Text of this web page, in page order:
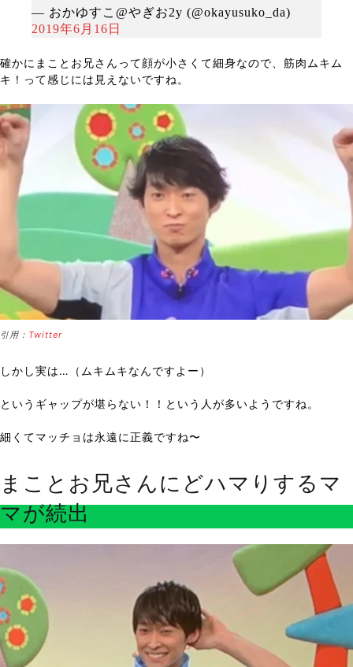
— おかゆすこ@やぎお2y (@okayusuko_da)
2019年6月16日
確かにまことお兄さんって顔が小さくて細身なので、筋肉ムキム
キ！って感じには見えないですね。
引用： Twitter
しかし実は…（ムキムキなんですよー）
というギャップが堪らない！！という人が多いようですね。
細くてマッチョは永遠に正義ですね〜
まことお兄さんにどハマりするマ
マが続出